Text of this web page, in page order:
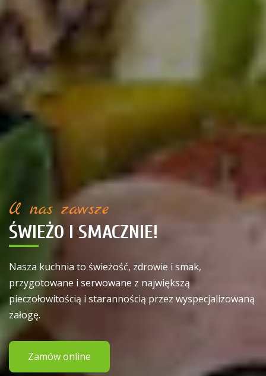
U nas zawsze
ŚWIEŻO I SMACZNIE!
Nasza kuchnia to świeżość, zdrowie i smak,
przygotowane i serwowane z największą
pieczołowitością i starannością przez wyspecjalizowaną
załogę.
Zamów online